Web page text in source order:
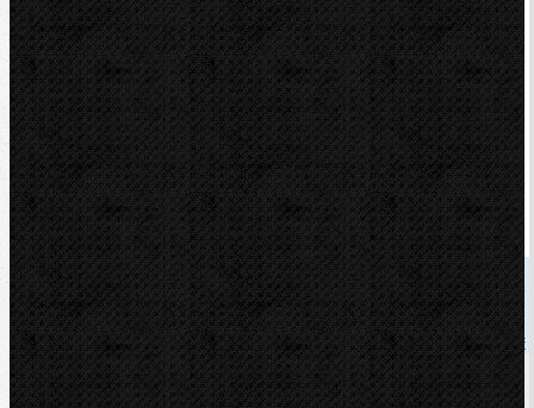
Dytron P-4a, 1200W, desková, komplet, TW, blue
set 50-110mm
Kód: 36630
Cena
15 990,00 Kč
Cena s DPH
19 347,90 Kč
Dostupnost
Na dotaz